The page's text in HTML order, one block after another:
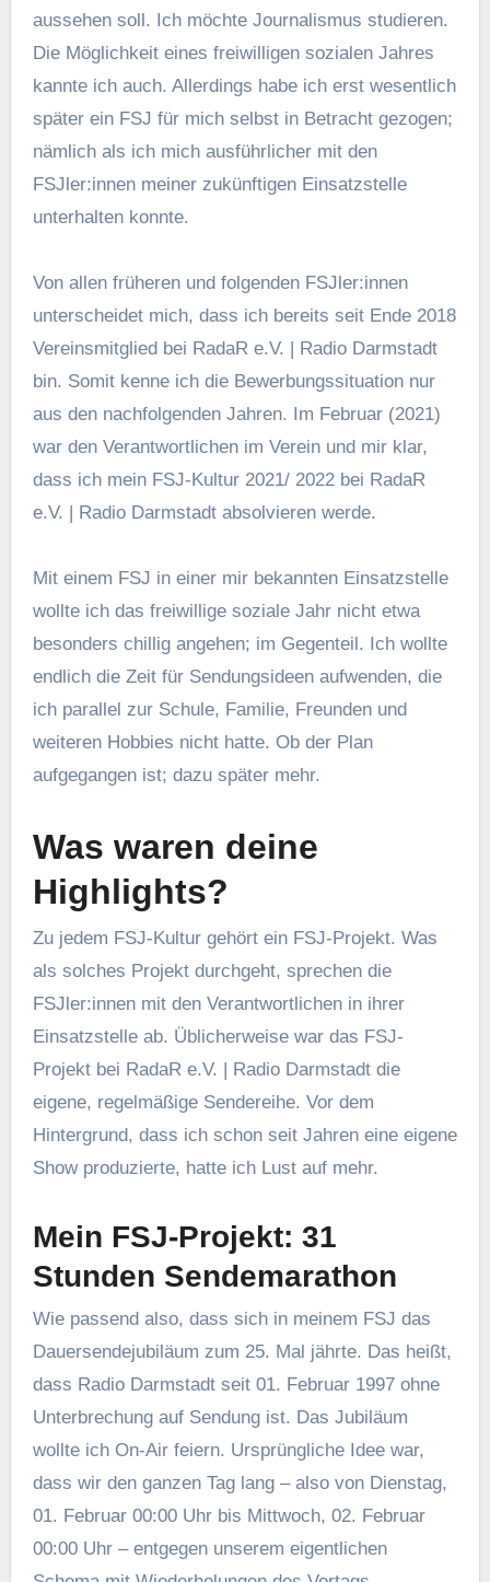
aussehen soll. Ich möchte Journalismus studieren.
Die Möglichkeit eines freiwilligen sozialen Jahres
kannte ich auch. Allerdings habe ich erst wesentlich
später ein FSJ für mich selbst in Betracht gezogen;
nämlich als ich mich ausführlicher mit den
FSJler:innen meiner zukünftigen Einsatzstelle
unterhalten konnte.
Von allen früheren und folgenden FSJler:innen
unterscheidet mich, dass ich bereits seit Ende 2018
Vereinsmitglied bei RadaR e.V. | Radio Darmstadt
bin. Somit kenne ich die Bewerbungssituation nur
aus den nachfolgenden Jahren. Im Februar (2021)
war den Verantwortlichen im Verein und mir klar,
dass ich mein FSJ-Kultur 2021/ 2022 bei RadaR
e.V. | Radio Darmstadt absolvieren werde.
Mit einem FSJ in einer mir bekannten Einsatzstelle
wollte ich das freiwillige soziale Jahr nicht etwa
besonders chillig angehen; im Gegenteil. Ich wollte
endlich die Zeit für Sendungsideen aufwenden, die
ich parallel zur Schule, Familie, Freunden und
weiteren Hobbies nicht hatte. Ob der Plan
aufgegangen ist; dazu später mehr.
Was waren deine
Highlights?
Zu jedem FSJ-Kultur gehört ein FSJ-Projekt. Was
als solches Projekt durchgeht, sprechen die
FSJler:innen mit den Verantwortlichen in ihrer
Einsatzstelle ab. Üblicherweise war das FSJ-
Projekt bei RadaR e.V. | Radio Darmstadt die
eigene, regelmäßige Sendereihe. Vor dem
Hintergrund, dass ich schon seit Jahren eine eigene
Show produzierte, hatte ich Lust auf mehr.
Mein FSJ-Projekt: 31
Stunden Sendemarathon
Wie passend also, dass sich in meinem FSJ das
Dauersendejubiläum zum 25. Mal jährte. Das heißt,
dass Radio Darmstadt seit 01. Februar 1997 ohne
Unterbrechung auf Sendung ist. Das Jubiläum
wollte ich On-Air feiern. Ursprüngliche Idee war,
dass wir den ganzen Tag lang – also von Dienstag,
01. Februar 00:00 Uhr bis Mittwoch, 02. Februar
00:00 Uhr – entgegen unserem eigentlichen